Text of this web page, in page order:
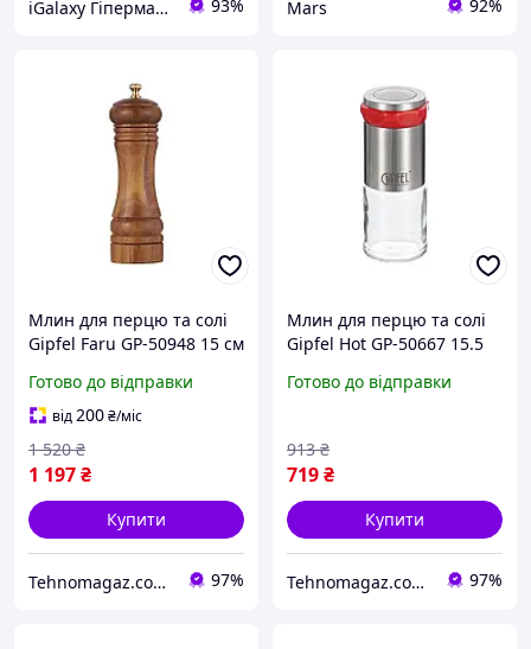
iGalaxy Гіпермаркет подарунків 93% Mars 92%
Млин для перцю та солі
Gipfel Faru GP-50948 15 см
Готово до відправки
від200₴/міс
1 197₴
1 520 ₴
Купити
Tehnomagaz.com.ua - це передовий інтернет-магазин, спеціалізуючийся на продажу техніки 97%
Млин для перцю та солі
Gipfel Hot GP-50667 15.5
Готово до відправки
719₴
913 ₴
Купити
Tehnomagaz.com.ua - це передовий інтернет-магазин, спеціалізуючийся на продажу техніки 97%